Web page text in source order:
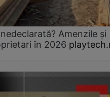
Amenzile și
în 2026